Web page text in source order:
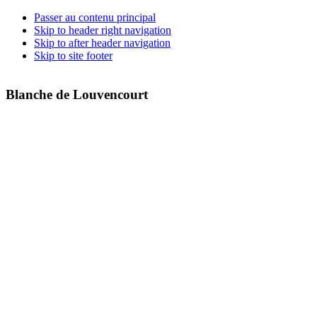
Passer au contenu principal
Skip to header right navigation
Skip to after header navigation
Skip to site footer
Blanche de Louvencourt